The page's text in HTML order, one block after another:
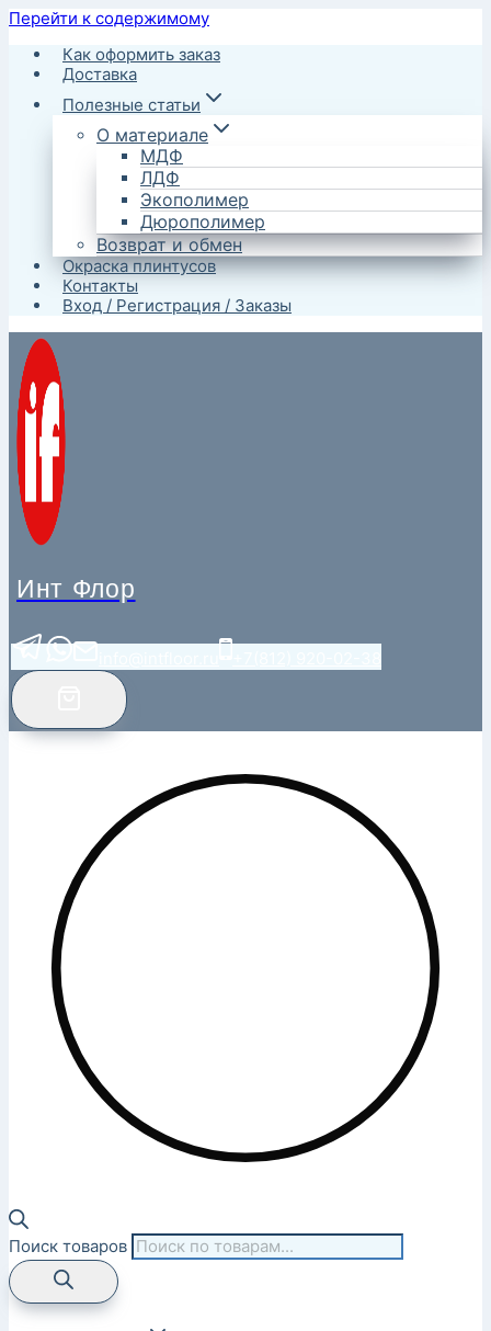
Перейти к содержимому
Как оформить заказ
Доставка
Полезные статьи
О материале
МДФ
ЛДФ
Экополимер
Дюрополимер
Возврат и обмен
Окраска плинтусов
Контакты
Вход / Регистрация / Заказы
Инт Флор
Поиск товаров